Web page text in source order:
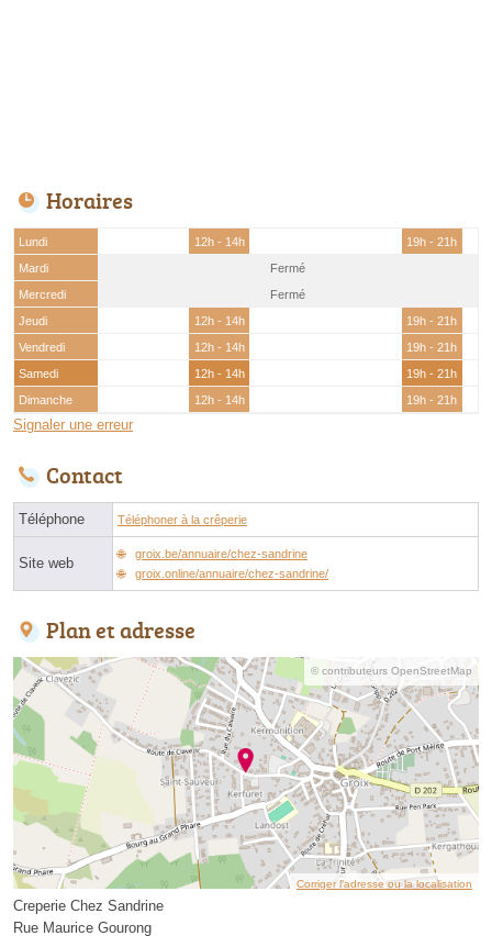
Horaires
Lundi 12h - 14h
19h - 21h
Mardi
Fermé
Mercredi
Fermé
Jeudi
12h - 14h
19h - 21h
Vendredi
12h - 14h
19h - 21h
Samedi
12h - 14h
19h - 21h
Dimanche
12h - 14h 19h - 21h
Signaler une erreur
Contact
Téléphone Téléphoner à la crêperie
Site web
groix.be/annuaire/chez-sandrine
groix.online/annuaire/chez-sandrine/
Plan et adresse
© contributeurs OpenStreetMap
Corriger l’adresse ou la localisation
Creperie Chez Sandrine
Rue Maurice Gourong